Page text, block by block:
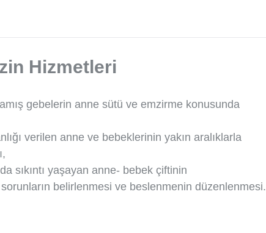
Hizmetleri
gebelerin anne sütü ve emzirme konusunda
verilen anne ve bebeklerinin yakın aralıklarla
sıkıntı yaşayan anne- bebek çiftinin
belirlenmesi ve beslenmenin düzenlenmesi.